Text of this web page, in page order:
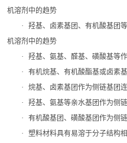
机溶剂中的趋势
·
羟基、卤素基团、有机酸基团
机溶剂中的趋势
· 羟基、氨基、醛基、磺酸基等
· 有机烷基、有机酸酯基或卤素
· 烷基、卤素基团作为侧链基团
· 羟基、氨基等亲水基团作为侧
· 有机酸基团、磺酸基团作为侧
· 塑料材料具有易溶于分子结构